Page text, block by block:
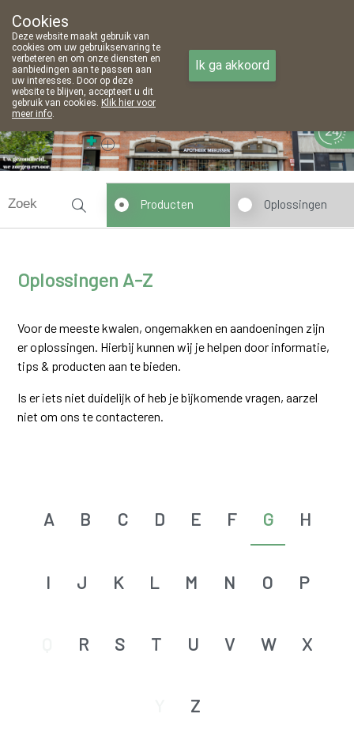
03 353 61 31
Vandaag
Oplossingen A-Z
Producten Oplossingen
Voor de meeste kwalen, ongemakken en aandoeningen zijn
er oplossingen. Hierbij kunnen wij je helpen door informatie,
tips & producten aan te bieden.
Is er iets niet duidelijk of heb je bijkomende vragen, aarzel
niet om ons te contacteren.
A B C D E F G H
I J K L M N O P
R S T U V W X
Z
Cookies
Deze website maakt gebruik van
cookies om uw gebruikservaring te
verbeteren en om onze diensten en
aanbiedingen aan te passen aan
uw interesses. Door op deze
website te blijven, accepteert u dit
gebruik van cookies. Klik hier voor
meer info.
Ik ga akkoord